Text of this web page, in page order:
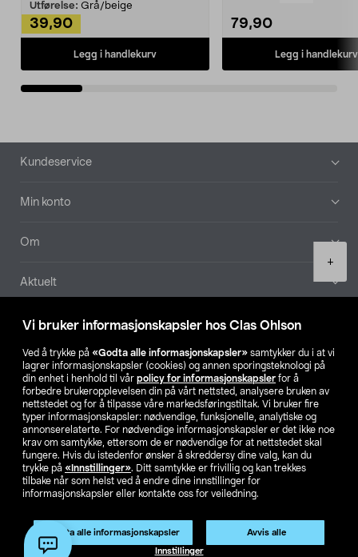
Vi bruker informasjonskapsler hos Clas Ohlson
Ved å trykke på «Godta alle informasjonskapsler» samtykker du i at vi
lagrer informasjonskapsler (cookies) og annen sporingsteknologi på
din enhet i henhold til vår policy for informasjonskapsler for å
forbedre brukeropplevelsen din på vårt nettsted, analysere bruken av
nettstedet og for å tilpasse våre markedsføringstiltak. Vi bruker fire
typer informasjonskapsler: nødvendige, funksjonelle, analytiske og
annonserelaterte. For nødvendige informasjonskapsler er det ikke noe
krav om samtykke, ettersom de er nødvendige for at nettstedet skal
fungere. Hvis du istedenfor ønsker å skreddersy dine valg, kan du
trykke på «Innstillinger». Ditt samtykke er frivillig og kan trekkes
tilbake når som helst ved å endre dine innstillinger for
informasjonskapsler eller kontakte oss for veiledning.
Godta alle informasjonskapsler Avvis alle
Innstillinger
+
Legg i handlekurv
Utførelse: Grå/beige
39,90
Legg i handlekurv
79,90
Legg i handlekurv
Bunntekst
Kundeservice
Min konto
Om
Aktuelt
Våre selskaper
Finn din butikk
SE NO FI
Endre til priser ekskl. moms